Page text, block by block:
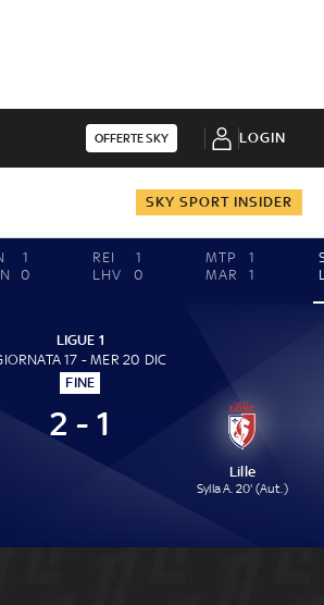
OFFERTE SKY LOGIN
SKY SPORT INSIDER
1
0
REI
1
LHV
0
MTP
1
MAR
1
LIGUE 1
17 - MER 20 DIC
FINE
2 - 1
Lille
Sylla A. 20' (Aut.)